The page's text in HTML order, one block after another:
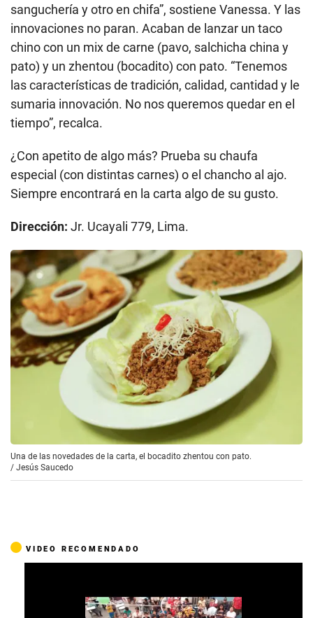
sanguchería y otro en chifa”, sostiene Vanessa. Y las
innovaciones no paran. Acaban de lanzar un taco
chino con un mix de carne (pavo, salchicha china y
pato) y un zhentou (bocadito) con pato. “Tenemos
las características de tradición, calidad, cantidad y le
sumaria innovación. No nos queremos quedar en el
tiempo”, recalca.
¿Con apetito de algo más? Prueba su chaufa
especial (con distintas carnes) o el chancho al ajo.
Siempre encontrará en la carta algo de su gusto.
Dirección: Jr. Ucayali 779, Lima.
Una de las novedades de la carta, el bocadito zhentou con pato.
/ Jesús Saucedo
VIDEO RECOMENDADO